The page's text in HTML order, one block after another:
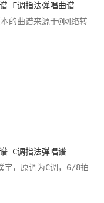
F调指法弹唱曲谱
的曲谱来源于@网络转
C调指法弹唱谱
宇，原调为C调，6/8拍